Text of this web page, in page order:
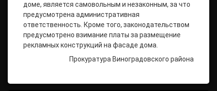
доме, является самовольным и незаконным, за что
предусмотрена административная
ответственность. Кроме того, законодательством
предусмотрено взимание платы за размещение
рекламных конструкций на фасаде дома.
Прокуратура Виноградовского района